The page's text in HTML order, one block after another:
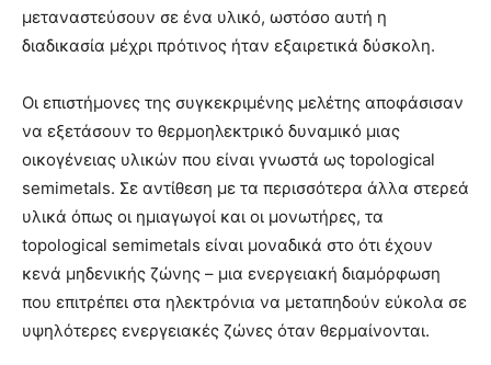
μεταναστεύσουν σε ένα υλικό, ωστόσο αυτή η
διαδικασία μέχρι πρότινος ήταν εξαιρετικά δύσκολη.
Οι επιστήμονες της συγκεκριμένης μελέτης αποφάσισαν
να εξετάσουν το θερμοηλεκτρικό δυναμικό μιας
οικογένειας υλικών που είναι γνωστά ως topological
semimetals. Σε αντίθεση με τα περισσότερα άλλα στερεά
υλικά όπως οι ημιαγωγοί και οι μονωτήρες, τα
topological semimetals είναι μοναδικά στο ότι έχουν
κενά μηδενικής ζώνης – μια ενεργειακή διαμόρφωση
που επιτρέπει στα ηλεκτρόνια να μεταπηδούν εύκολα σε
υψηλότερες ενεργειακές ζώνες όταν θερμαίνονται.